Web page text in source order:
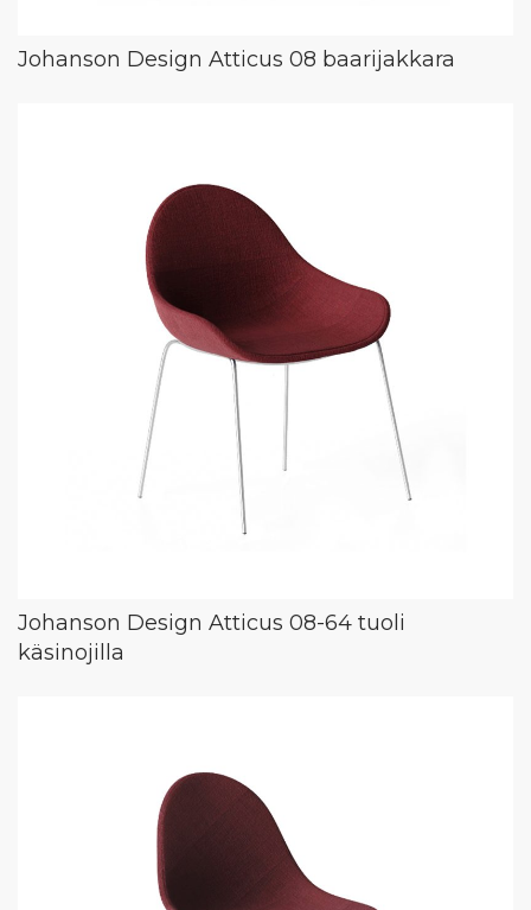
Johanson Design Atticus 08 baarijakkara
Johanson Design Atticus 08-64 tuoli
käsinojilla